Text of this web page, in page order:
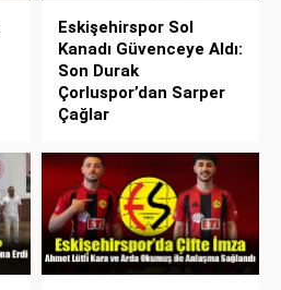
Eskişehirspor Sol
Kanadı Güvenceye Aldı:
Son Durak
Çorluspor’dan Sarper
Çağlar